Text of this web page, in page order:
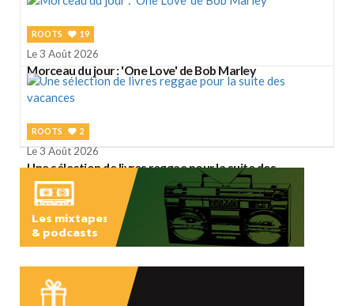
ROOTS 19
Le 3 Août 2026
Morceau du jour : 'One Love' de Bob Marley
ROOTS 2
Le 3 Août 2026
Une sélection de livres reggae pour la suite des
vacances
Les mixtapes
& podcasts